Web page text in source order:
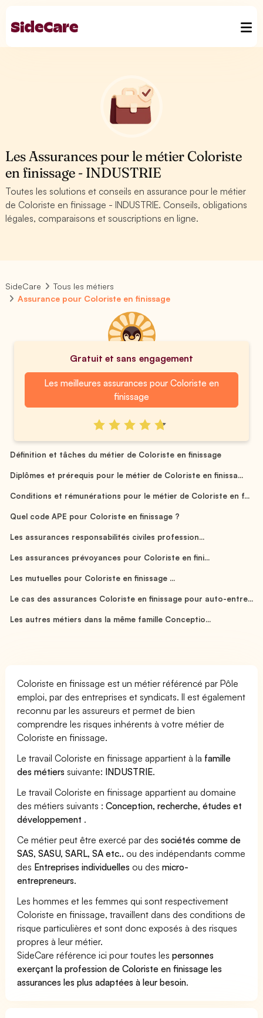
Les Assurances pour le métier Coloriste
en finissage - INDUSTRIE
Toutes les solutions et conseils en assurance pour le métier
de Coloriste en finissage - INDUSTRIE. Conseils, obligations
légales, comparaisons et souscriptions en ligne.
SideCare
Tous les métiers
Assurance pour Coloriste en finissage
Gratuit et sans engagement
Les meilleures assurances pour Coloriste en
finissage
Définition et tâches du métier de Coloriste en finissage
Diplômes et prérequis pour le métier de Coloriste en finissa...
Conditions et rémunérations pour le métier de Coloriste en f...
Quel code APE pour Coloriste en finissage ?
Les assurances responsabilités civiles profession...
Les assurances prévoyances pour Coloriste en fini...
Les mutuelles pour Coloriste en finissage ...
Le cas des assurances Coloriste en finissage pour auto-entre...
Les autres métiers dans la même famille Conceptio...
Coloriste en finissage est un métier référencé par Pôle
emploi, par des entreprises et syndicats. Il est également
reconnu par les assureurs et permet de bien
comprendre les risques inhérents à votre métier de
Coloriste en finissage.
Le travail Coloriste en finissage appartient à la famille
des métiers suivante: INDUSTRIE.
Le travail Coloriste en finissage appartient au domaine
des métiers suivants :Conception, recherche, études et
développement .
Ce métier peut être exercé par dessociétés comme de
SAS, SASU, SARL, SA etc.. ou des indépendants comme
des Entreprises individuelles ou desmicro-
entrepreneurs.
Les hommes et les femmes qui sont respectivement
Coloriste en finissage, travaillent dans des conditions de
risque particulières et sont donc exposés à des risques
propres à leur métier.
SideCare référence ici pour toutes lespersonnes
exerçant la profession de Coloriste en finissage les
assurances les plus adaptées à leur besoin.